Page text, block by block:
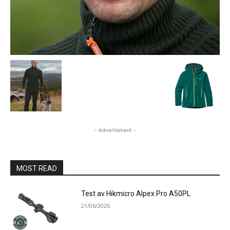
- Advertisment -
MOST READ
Test av Hikmicro Alpex Pro A50PL
21/06/2026